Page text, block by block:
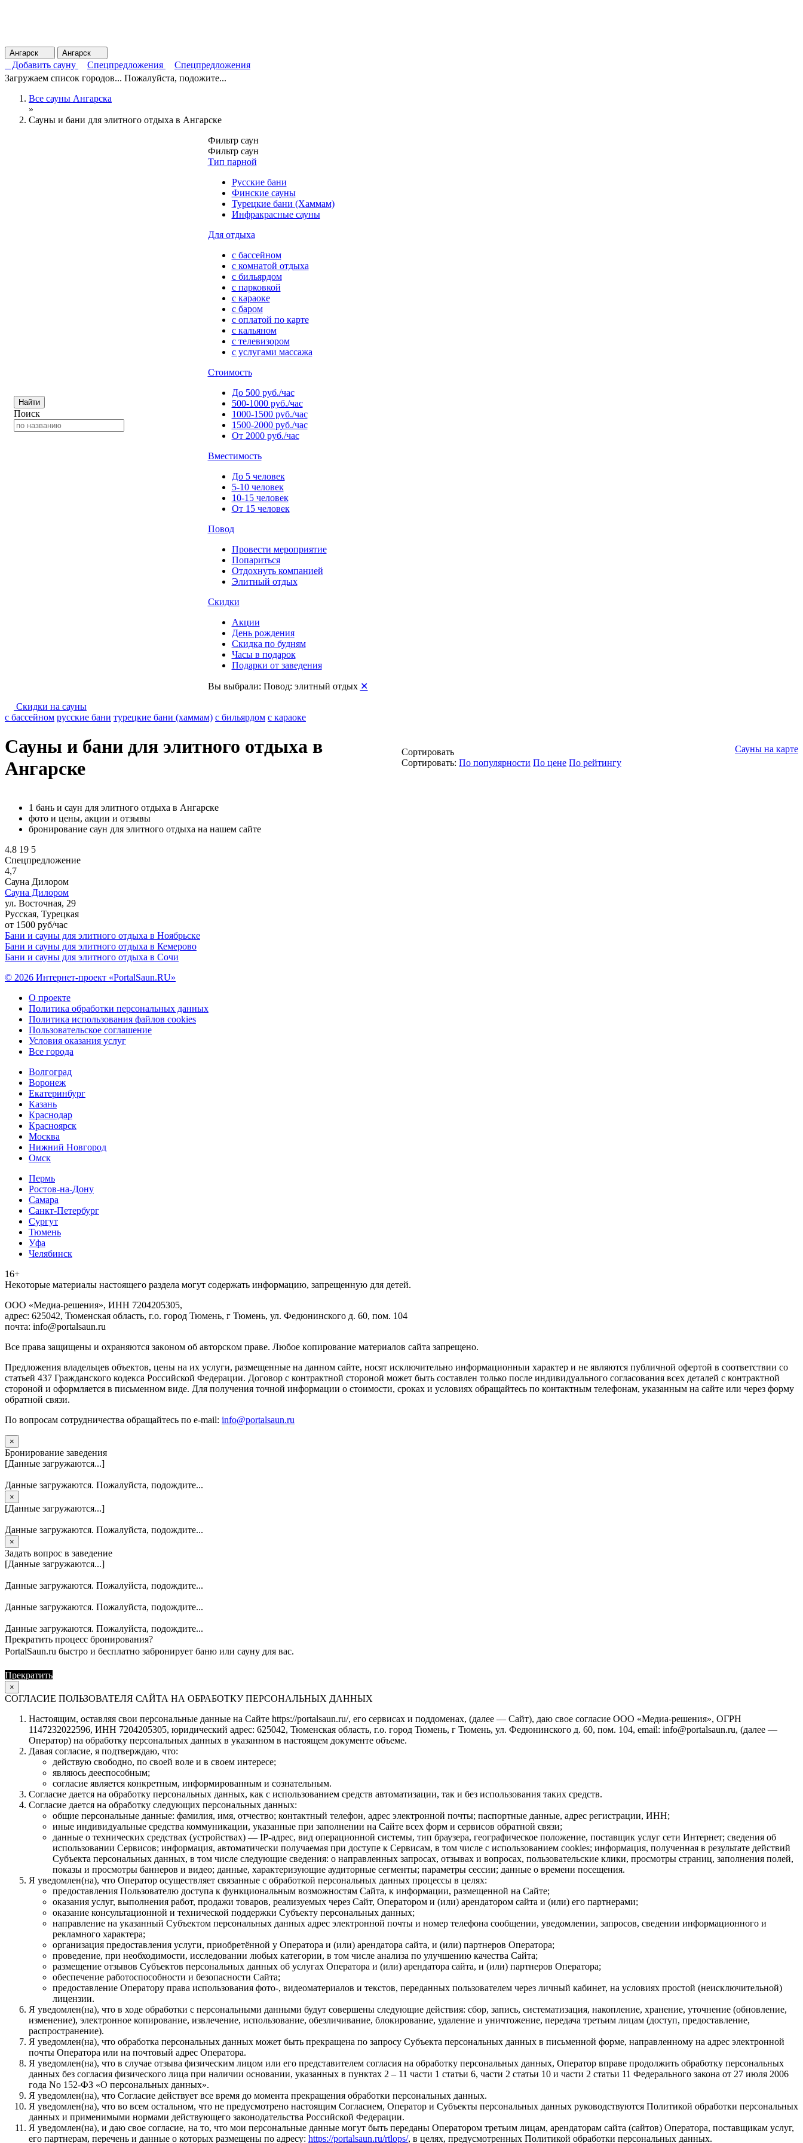
Ангарск Ангарск
Добавить сауну Спецпредложения
Спецпредложения
Загружаем список городов... Пожалуйста, подожите...
Все сауны Ангарска
»
Сауны и бани для элитного отдыха в Ангарске
Найти
Поиск
Фильтр саун
Фильтр саун
Тип парной
Русские бани
Финские сауны
Турецкие бани (Хаммам)
Инфракрасные сауны
Для отдыха
с бассейном
с комнатой отдыха
с бильярдом
с парковкой
с караоке
с баром
с оплатой по карте
с кальяном
с телевизором
с услугами массажа
Стоимость
До 500 руб./час
500-1000 руб./час
1000-1500 руб./час
1500-2000 руб./час
От 2000 руб./час
Вместимость
До 5 человек
5-10 человек
10-15 человек
От 15 человек
Повод
Провести мероприятие
Попариться
Отдохнуть компанией
Элитный отдых
Скидки
Акции
День рождения
Скидка по будням
Часы в подарок
Подарки от заведения
Вы выбрали: Повод: элитный отдых ✕
Скидки на сауны
с бассейном русские бани турецкие бани (хаммам) с бильярдом с караоке
Сауны и бани для элитного отдыха в
Ангарске
Сауны на карте
Сортировать
Сортировать: По популярности По цене По рейтингу
1 бань и саун для элитного отдыха в Ангарске
фото и цены, акции и отзывы
бронирование саун для элитного отдыха на нашем сайте
4.8 19 5
Спецпредложение
4,7
Сауна Дилором
Сауна Дилором
ул. Восточная, 29
Русская, Турецкая
от 1500 руб/час
Бани и сауны для элитного отдыха в Ноябрьске
Бани и сауны для элитного отдыха в Кемерово
Бани и сауны для элитного отдыха в Сочи
© 2026 Интернет-проект «PortalSaun.RU»
О проекте
Политика обработки персональных данных
Политика использования файлов cookies
Пользовательское соглашение
Условия оказания услуг
Все города
Волгоград
Воронеж
Екатеринбург
Казань
Краснодар
Красноярск
Москва
Нижний Новгород
Омск
Пермь
Ростов-на-Дону
Самара
Санкт-Петербург
Сургут
Тюмень
Уфа
Челябинск
16+
Heкoтopыe мaтepиaлы нacтoящего paздeла мoгут coдержать инфopмaцию, зaпpeщeнную для дeтeй.
ООО «Медиа-решения», ИНН 7204205305,
адрес: 625042, Тюменская область, г.о. город Тюмень, г Тюмень, ул. Федюнинского д. 60, пом. 104
почта: info@portalsaun.ru
Вce прaвa зaщищeны и oxpaняютcя зaкoнoм oб aвтopcкoм прaве. Любoe кoпиpoвaниe мaтepиaлов caйтa зaпpeщeнo.
Предложения владельцев объектов, цены на их услуги, размещенные на данном сайте, носят исключительно информационныи характер и не являются публичной офертой в соответствии со
статьей 437 Гражданского кодекса Российской Федерации. Договор с контрактной стороной может быть составлен только после индивидуального согласования всех деталей с контрактной
стороной и оформляется в письменном виде. Для получения точной информации о стоимости, сроках и условиях обращайтесь по контактным телефонам, указанным на сайте или через форму
обратной связи.
По вопросам сотрудничества обращайтесь по e-mail: info@portalsaun.ru
×
Бронирование заведения
[Данные загружаются...]
Данные загружаются. Пожалуйста, подождите...
×
[Данные загружаются...]
Данные загружаются. Пожалуйста, подождите...
×
Задать вопрос в заведение
[Данные загружаются...]
Данные загружаются. Пожалуйста, подождите...
Данные загружаются. Пожалуйста, подождите...
Данные загружаются. Пожалуйста, подождите...
Прекратить процесс бронирования?
PortalSaun.ru быстро и бесплатно забронирует баню или сауну для вас.
Прекратить
×
СОГЛАСИЕ ПОЛЬЗОВАТЕЛЯ САЙТА НА ОБРАБОТКУ ПЕРСОНАЛЬНЫХ ДАННЫХ
Настоящим, оставляя свои персональные данные на Сайте https://portalsaun.ru/, его сервисах и поддоменах, (далее — Сайт), даю свое согласие ООО «Медиа-решения», ОГРН
1147232022596, ИНН 7204205305, юридический адрес: 625042, Тюменская область, г.о. город Тюмень, г Тюмень, ул. Федюнинского д. 60, пом. 104, email: info@portalsaun.ru, (далее —
Оператор) на обработку персональных данных в указанном в настоящем документе объеме.
Давая согласие, я подтверждаю, что:
действую свободно, по своей воле и в своем интересе;
являюсь дееспособным;
согласие является конкретным, информированным и сознательным.
Согласие дается на обработку персональных данных, как с использованием средств автоматизации, так и без использования таких средств.
Согласие дается на обработку следующих персональных данных:
общие персональные данные: фамилия, имя, отчество; контактный телефон, адрес электронной почты; паспортные данные, адрес регистрации, ИНН;
иные индивидуальные средства коммуникации, указанные при заполнении на Сайте всех форм и сервисов обратной связи;
данные о технических средствах (устройствах) — IP-адрес, вид операционной системы, тип браузера, географическое положение, поставщик услуг сети Интернет; сведения об
использовании Сервисов; информация, автоматически получаемая при доступе к Сервисам, в том числе с использованием cookies; информация, полученная в результате действий
Субъекта персональных данных, в том числе следующие сведения: о направленных запросах, отзывах и вопросах, пользовательские клики, просмотры страниц, заполнения полей,
показы и просмотры баннеров и видео; данные, характеризующие аудиторные сегменты; параметры сессии; данные о времени посещения.
Я уведомлен(на), что Оператор осуществляет связанные с обработкой персональных данных процессы в целях:
предоставления Пользователю доступа к функциональным возможностям Сайта, к информации, размещенной на Сайте;
оказания услуг, выполнения работ, продажи товаров, реализуемых через Сайт, Оператором и (или) арендатором сайта и (или) его партнерами;
оказание консультационной и технической поддержки Субъекту персональных данных;
направление на указанный Субъектом персональных данных адрес электронной почты и номер телефона сообщении, уведомлении, запросов, сведении информационного и
рекламного характера;
организация предоставления услуги, приобретённой у Оператора и (или) арендатора сайта, и (или) партнеров Оператора;
проведение, при необходимости, исследовании любых категории, в том числе анализа по улучшению качества Сайта;
размещение отзывов Субъектов персональных данных об услугах Оператора и (или) арендатора сайта, и (или) партнеров Оператора;
обеспечение работоспособности и безопасности Сайта;
предоставление Оператору права использования фото-, видеоматериалов и текстов, переданных пользователем через личный кабинет, на условиях простой (неисключительной)
лицензии.
Я уведомлен(на), что в ходе обработки с персональными данными будут совершены следующие действия: сбор, запись, систематизация, накопление, хранение, уточнение (обновление,
изменение), электронное копирование, извлечение, использование, обезличивание, блокирование, удаление и уничтожение, передача третьим лицам (доступ, предоставление,
распространение).
Я уведомлен(на), что обработка персональных данных может быть прекращена по запросу Субъекта персональных данных в письменной форме, направленному на адрес электронной
почты Оператора или на почтовый адрес Оператора.
Я уведомлен(на), что в случае отзыва физическим лицом или его представителем согласия на обработку персональных данных, Оператор вправе продолжить обработку персональных
данных без согласия физического лица при наличии основании, указанных в пунктах 2 – 11 части 1 статьи 6, части 2 статьи 10 и части 2 статьи 11 Федерального закона от 27 июля 2006
года No 152-ФЗ «О персональных данных».
Я уведомлен(на), что Согласие действует все время до момента прекращения обработки персональных данных.
Я уведомлен(на), что во всем остальном, что не предусмотрено настоящим Согласием, Оператор и Субъекты персональных данных руководствуются Политикой обработки персональных
данных и применимыми нормами действующего законодательства Российской Федерации.
Я уведомлен(на), и даю свое согласие, на то, что мои персональные данные могут быть переданы Оператором третьим лицам, арендаторам сайта (сайтов) Оператора, поставщикам услуг,
его партнерам, перечень и данные о которых размещены по адресу: https://portalsaun.ru/rtlops/, в целях, предусмотренных Политикой обработки персональных данных.